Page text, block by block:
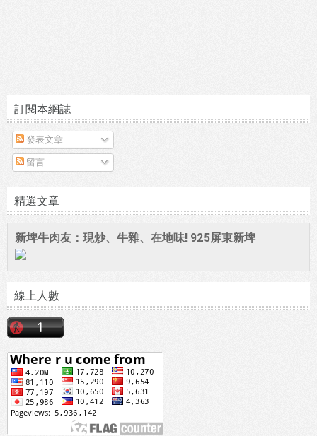
訂閱本網誌
發表文章
留言
精選文章
新埤牛肉友：現炒、牛雜、在地味! 925屏東新埤
線上人數